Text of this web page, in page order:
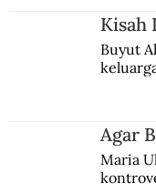
Kisah
Buyut
Agar
Maria